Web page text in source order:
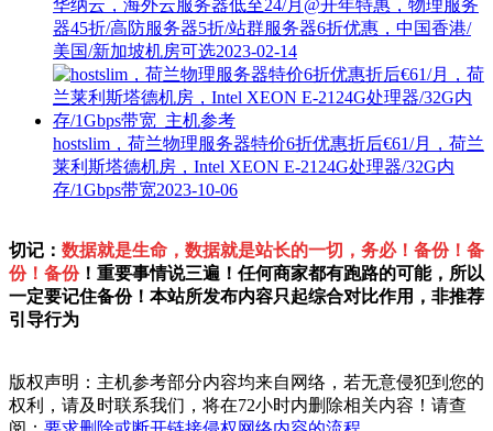
华纳云，海外云服务器低至24/月@开年特惠，物理服务
器45折/高防服务器5折/站群服务器6折优惠，中国香港/
美国/新加坡机房可选2023-02-14
hostslim，荷兰物理服务器特价6折优惠折后€61/月，荷兰
莱利斯塔德机房，Intel XEON E-2124G处理器/32G内
存/1Gbps带宽2023-10-06
切记： 数据就是生命，数据就是站长的一切，务必！备份！备
份！备份！重要事情说三遍！任何商家都有跑路的可能，所以
一定要记住备份！本站所发布内容只起综合对比作用，非推荐
引导行为
版权声明：主机参考部分内容均来自网络，若无意侵犯到您的
权利，请及时联系我们，将在72小时内删除相关内容！请查